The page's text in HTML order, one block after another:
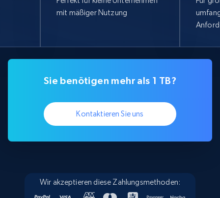
mit mäßiger Nutzung
Sie benötigen mehr als 1 TB?
Kontaktieren Sie uns
Wir akzeptieren diese Zahlungsmethoden: